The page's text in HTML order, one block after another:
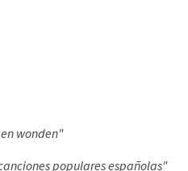
wonden"
populares españolas"